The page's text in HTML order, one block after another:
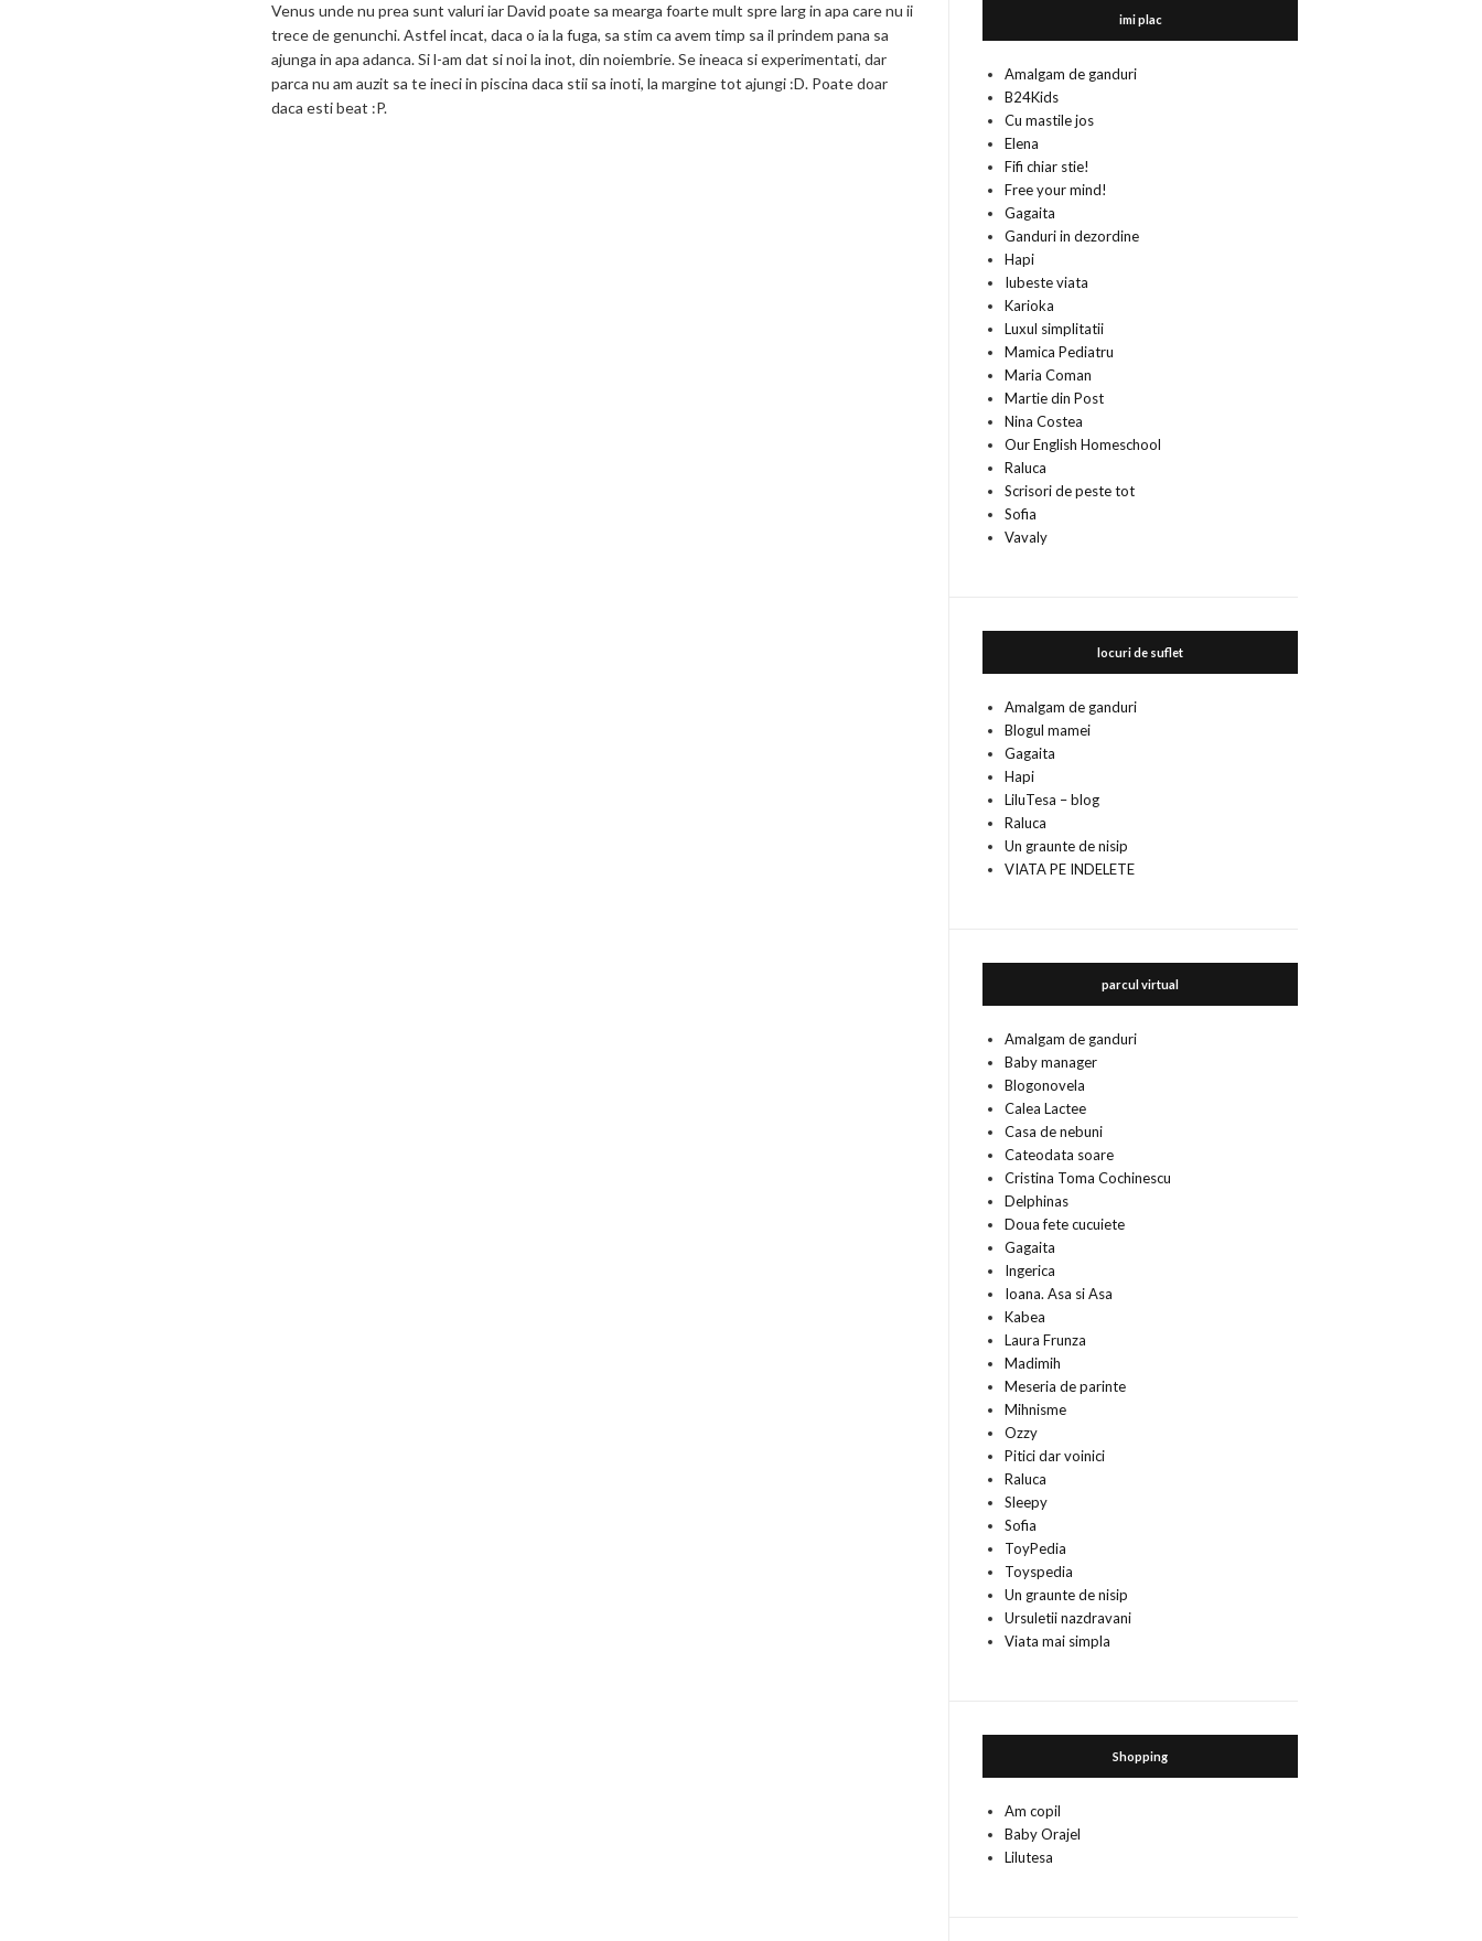
Venus unde nu prea sunt valuri iar David poate sa mearga foarte mult spre larg in apa care nu ii
trece de genunchi. Astfel incat, daca o ia la fuga, sa stim ca avem timp sa il prindem pana sa
ajunga in apa adanca. Si l-am dat si noi la inot, din noiembrie. Se ineaca si experimentati, dar
parca nu am auzit sa te ineci in piscina daca stii sa inoti, la margine tot ajungi :D. Poate doar
daca esti beat :P.
imi plac
Amalgam de ganduri
B24Kids
Cu mastile jos
Elena
Fifi chiar stie!
Free your mind!
Gagaita
Ganduri in dezordine
Hapi
Iubeste viata
Karioka
Luxul simplitatii
Mamica Pediatru
Maria Coman
Martie din Post
Nina Costea
Our English Homeschool
Raluca
Scrisori de peste tot
Sofia
Vavaly
locuri de suflet
Amalgam de ganduri
Blogul mamei
Gagaita
Hapi
LiluTesa – blog
Raluca
Un graunte de nisip
VIATA PE INDELETE
parcul virtual
Amalgam de ganduri
Baby manager
Blogonovela
Calea Lactee
Casa de nebuni
Cateodata soare
Cristina Toma Cochinescu
Delphinas
Doua fete cucuiete
Gagaita
Ingerica
Ioana. Asa si Asa
Kabea
Laura Frunza
Madimih
Meseria de parinte
Mihnisme
Ozzy
Pitici dar voinici
Raluca
Sleepy
Sofia
ToyPedia
Toyspedia
Un graunte de nisip
Ursuletii nazdravani
Viata mai simpla
Shopping
Am copil
Baby Orajel
Lilutesa